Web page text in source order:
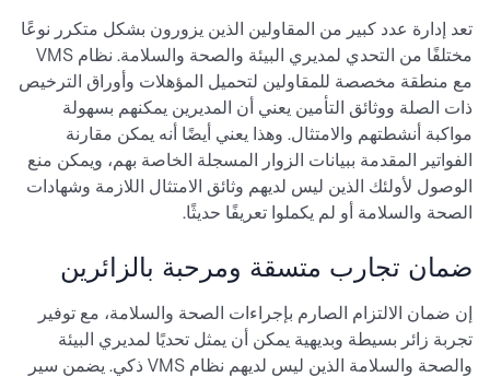
تعد إدارة عدد كبير من المقاولين الذين يزورون بشكل متكرر نوعًا
مختلفًا من التحدي لمديري البيئة والصحة والسلامة. نظام VMS
مع منطقة مخصصة للمقاولين لتحميل المؤهلات وأوراق الترخيص
ذات الصلة ووثائق التأمين يعني أن المديرين يمكنهم بسهولة
مواكبة أنشطتهم والامتثال. وهذا يعني أيضًا أنه يمكن مقارنة
الفواتير المقدمة ببيانات الزوار المسجلة الخاصة بهم، ويمكن منع
الوصول لأولئك الذين ليس لديهم وثائق الامتثال اللازمة وشهادات
الصحة والسلامة أو لم يكملوا تعريفًا حديثًا.
ضمان تجارب متسقة ومرحبة بالزائرين
إن ضمان الالتزام الصارم بإجراءات الصحة والسلامة، مع توفير
تجربة زائر بسيطة وبديهية يمكن أن يمثل تحديًا لمديري البيئة
والصحة والسلامة الذين ليس لديهم نظام VMS ذكي. يضمن سير